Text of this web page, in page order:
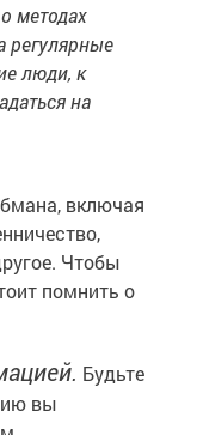
методах
регулярные
люди, к
на
включая
Чтобы
помнить о
Будьте
вы